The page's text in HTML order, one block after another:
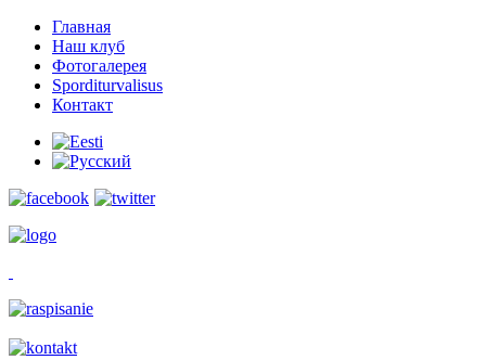
Главная
Наш клуб
Фотогалерея
Sporditurvalisus
Контакт